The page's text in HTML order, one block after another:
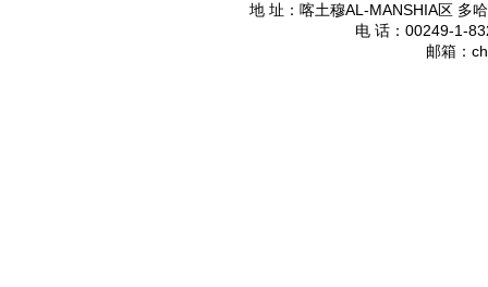
地 址：喀土穆AL-MANSHIA区 多
电 话： 00249-1-
邮箱：